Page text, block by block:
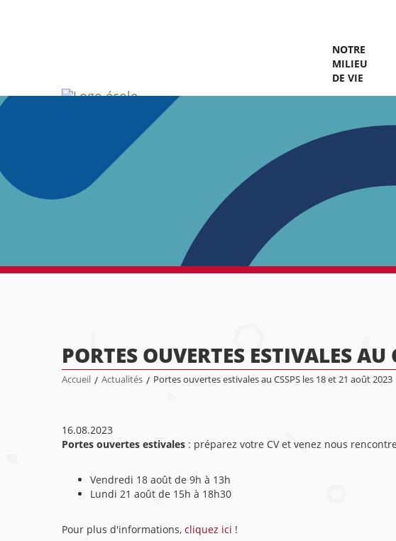
NOTRE
MILIEU
DE VIE
PORTES OUVERTES ESTIVALES
Accueil / Actualités / Portes ouvertes estivales au CSSPS les 18 et 21 août 2023
16.08.2023
Portes ouvertes estivales : préparez votre CV et venez nous
Vendredi 18 août de 9h à 13h
Lundi 21 août de 15h à 18h30
Pour plus d'informations, cliquez ici !